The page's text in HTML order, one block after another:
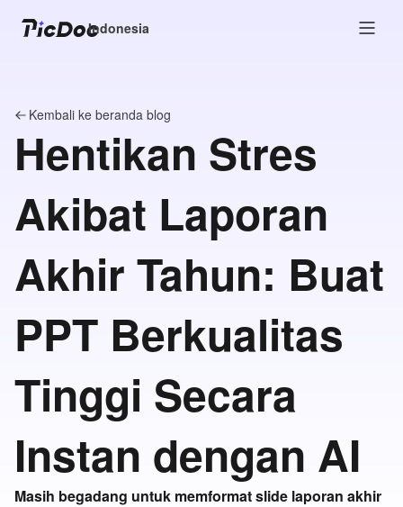
Indonesia
Kembali ke beranda blog
Hentikan Stres
Akibat Laporan
Akhir Tahun: Buat
PPT Berkualitas
Tinggi Secara
Instan dengan AI
Masih begadang untuk memformat slide laporan akhir